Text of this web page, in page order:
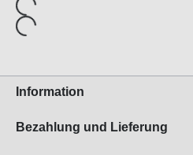
Information
Bezahlung und Lieferung